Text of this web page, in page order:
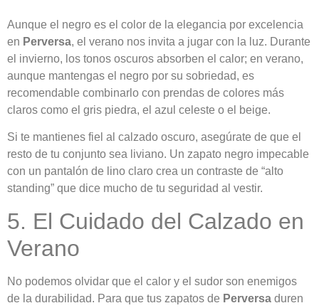
Aunque el negro es el color de la elegancia por excelencia
en Perversa, el verano nos invita a jugar con la luz. Durante
el invierno, los tonos oscuros absorben el calor; en verano,
aunque mantengas el negro por su sobriedad, es
recomendable combinarlo con prendas de colores más
claros como el gris piedra, el azul celeste o el beige.
Si te mantienes fiel al calzado oscuro, asegúrate de que el
resto de tu conjunto sea liviano. Un zapato negro impecable
con un pantalón de lino claro crea un contraste de “alto
standing” que dice mucho de tu seguridad al vestir.
5. El Cuidado del Calzado en
Verano
No podemos olvidar que el calor y el sudor son enemigos
de la durabilidad. Para que tus zapatos de Perversa duren